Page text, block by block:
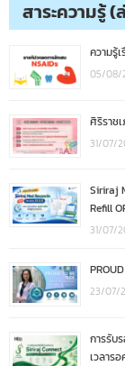
สาระความรู้
ความรู้
05/08/
ศิริราช
31/07/
Siriraj
Refill
31/07/
23/07/
การรับ
เวลาร